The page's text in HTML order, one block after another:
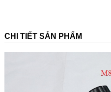
CHI TIẾT SẢN PHẨM